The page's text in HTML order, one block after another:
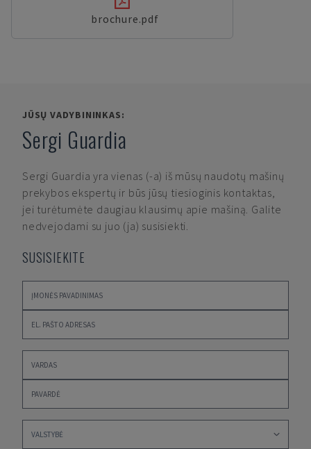
brochure.pdf
JŪSŲ VADYBININKAS:
Sergi Guardia
Sergi Guardia yra vienas (-a) iš mūsų naudotų mašinų
prekybos ekspertų ir būs jūsų tiesioginis kontaktas,
jei turėtumėte daugiau klausimų apie mašiną. Galite
nedvejodami su juo (ja) susisiekti.
SUSISIEKITE